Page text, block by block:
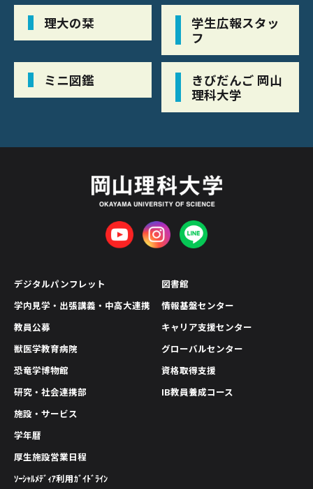
理大の栞
学生広報スタッ
フ
ミニ図鑑
きびだんご 岡山
理科大学
デジタルパンフレット
学内見学・出張講義・中高大連携
教員公募
獣医学教育病院
恐竜学博物館
研究・社会連携部
図書館
情報基盤センター
キャリア支援センター
グローバルセンター
資格取得支援
IB教員養成コース
施設・サービス
学年暦
厚生施設営業日程
ｿｰｼｬﾙﾒﾃﾞｨｱ利用ｶﾞｲﾄﾞﾗｲﾝ